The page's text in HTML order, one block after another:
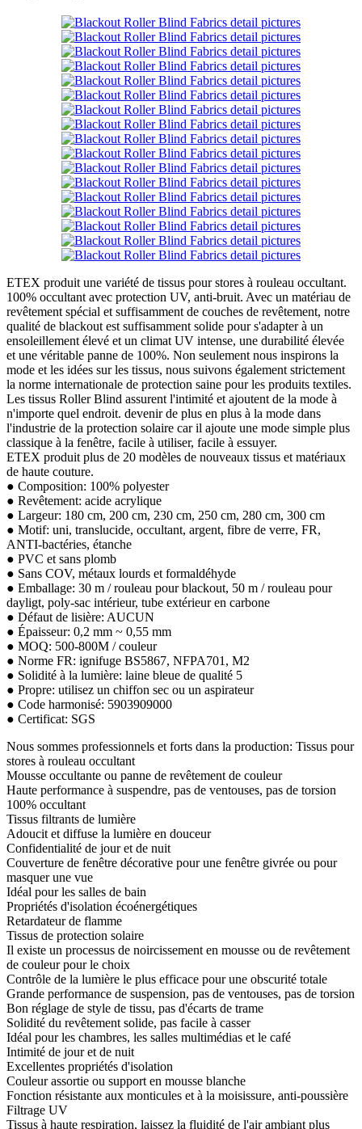
ETEX produit une variété de tissus pour stores à rouleau occultant.
100% occultant avec protection UV, anti-bruit. Avec un matériau de
revêtement spécial et suffisamment de couches de revêtement, notre
qualité de blackout est suffisamment solide pour s'adapter à un
ensoleillement élevé et un climat UV intense, une durabilité élevée
et une véritable panne de 100%. Non seulement nous inspirons la
mode et les idées sur les tissus, nous suivons également strictement
la norme internationale de protection saine pour les produits textiles.
Les tissus Roller Blind assurent l'intimité et ajoutent de la mode à
n'importe quel endroit. devenir de plus en plus à la mode dans
l'industrie de la protection solaire car il ajoute une mode simple plus
classique à la fenêtre, facile à utiliser, facile à essuyer.
ETEX produit plus de 20 modèles de nouveaux tissus et matériaux
de haute couture.
● Composition: 100% polyester
● Revêtement: acide acrylique
● Largeur: 180 cm, 200 cm, 230 cm, 250 cm, 280 cm, 300 cm
● Motif: uni, translucide, occultant, argent, fibre de verre, FR,
ANTI-bactéries, étanche
● PVC et sans plomb
● Sans COV, métaux lourds et formaldéhyde
● Emballage: 30 m / rouleau pour blackout, 50 m / rouleau pour
dayligt, poly-sac intérieur, tube extérieur en carbone
● Défaut de lisière: AUCUN
● Épaisseur: 0,2 mm ~ 0,55 mm
● MOQ: 500-800M / couleur
● Norme FR: ignifuge BS5867, NFPA701, M2
● Solidité à la lumière: laine bleue de qualité 5
● Propre: utilisez un chiffon sec ou un aspirateur
● Code harmonisé: 5903909000
● Certificat: SGS
Nous sommes professionnels et forts dans la production: Tissus pour
stores à rouleau occultant
Mousse occultante ou panne de revêtement de couleur
Haute performance à suspendre, pas de ventouses, pas de torsion
100% occultant
Tissus filtrants de lumière
Adoucit et diffuse la lumière en douceur
Confidentialité de jour et de nuit
Couverture de fenêtre décorative pour une fenêtre givrée ou pour
masquer une vue
Idéal pour les salles de bain
Propriétés d'isolation écoénergétiques
Retardateur de flamme
Tissus de protection solaire
Il existe un processus de noircissement en mousse ou de revêtement
de couleur pour le choix
Contrôle de la lumière le plus efficace pour une obscurité totale
Grande performance de suspension, pas de ventouses, pas de torsion
Bon réglage de style de tissu, pas d'écarts de trame
Solidité du revêtement solide, pas facile à casser
Idéal pour les chambres, les salles multimédias et le café
Intimité de jour et de nuit
Excellentes propriétés d'isolation
Couleur assortie ou support en mousse blanche
Fonction résistante aux monticules et à la moisissure, anti-poussière
Filtrage UV
Tissus à haute respiration, laissez la fluidité de l'air ambiant plus